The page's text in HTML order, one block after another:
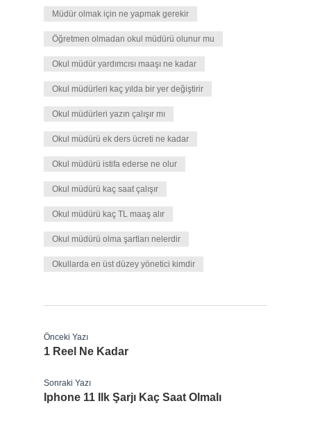
Müdür olmak için ne yapmak gerekir
Öğretmen olmadan okul müdürü olunur mu
Okul müdür yardımcısı maaşı ne kadar
Okul müdürleri kaç yılda bir yer değiştirir
Okul müdürleri yazın çalışır mı
Okul müdürü ek ders ücreti ne kadar
Okul müdürü istifa ederse ne olur
Okul müdürü kaç saat çalışır
Okul müdürü kaç TL maaş alır
Okul müdürü olma şartları nelerdir
Okullarda en üst düzey yönetici kimdir
Önceki Yazı
1 Reel Ne Kadar
Sonraki Yazı
Iphone 11 Ilk Şarjı Kaç Saat Olmalı